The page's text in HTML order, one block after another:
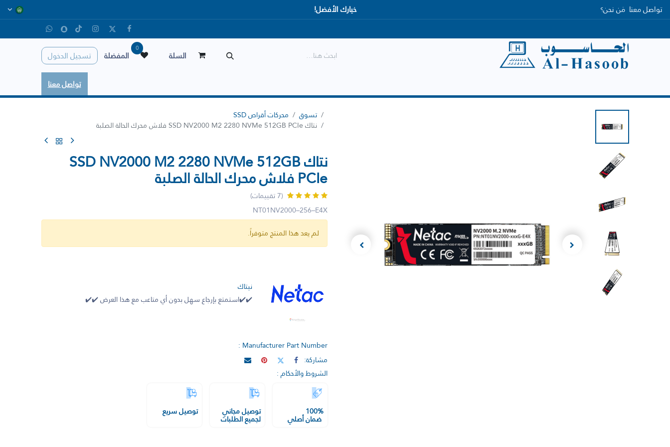
تواصل معنا مَن نحن؟ خيارك الأفضل!
السلة
0
المفضلة
تسجيل الدخول
تواصل معنا
تسوق
محركات أقراص SSD
نتاك SSD NV2000 M2 2280 NVMe 512GB PCIe فلاش محرك الحالة الصلبة
نتاك SSD NV2000 M2 2280 NVMe 512GB
PCIe فلاش محرك الحالة الصلبة
(7 تقييمات)
NT01NV2000–256–E4X
لم يعد هذا المنتج متوفراً.
نيتاك
✔️✔️استمتع بإرجاع سهل بدون أي متاعب مع هذا العرض ✔️✔️
Manufacturer Part Number :
مشاركة:
الشروط والأحكام :
100%
ضمان أصلي
توصيل مجاني
لجميع الطلبات
توصيل سريع